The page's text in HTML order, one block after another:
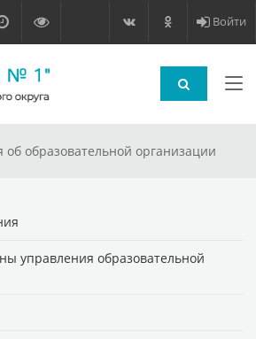
Войти
об образовательной организации
управления образовательной